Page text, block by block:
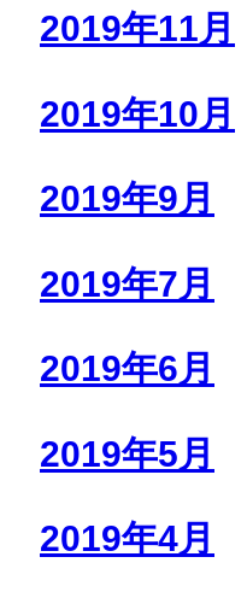
2019年11月
2019年10月
2019年9月
2019年7月
2019年6月
2019年5月
2019年4月